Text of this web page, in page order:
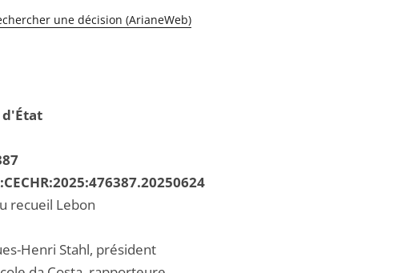
une décision (ArianeWeb)
d'État
recueil Lebon
Henri Stahl, président